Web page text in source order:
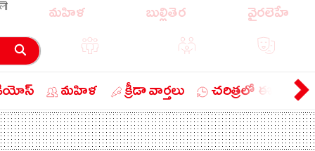
మహిళ బుల్లితెర వైరలెహే
పాపులర్ వార్తలు
బిజినెస్ ఎడ్యుకేషన్ లైఫ్ స్టైల్
మహిళ క్రీడా వార్తలు చరిత్రలో ఈ రోజు